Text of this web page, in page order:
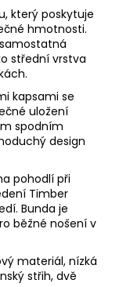
který poskytuje
hmotnosti.
střední vrstva
kapsami se
uložení
spodním
design
pohodlí při
Timber
Bunda je
běžné nošení v
materiál, nízká
střih, dvě